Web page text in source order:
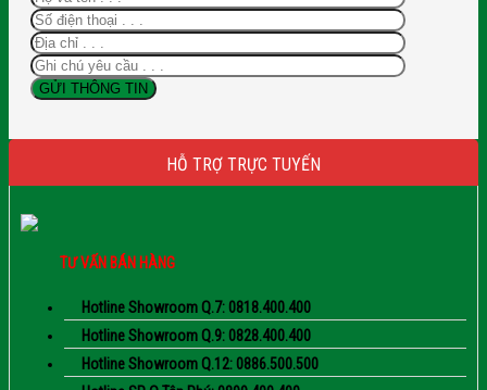
HỖ TRỢ TRỰC TUYẾN
TƯ VẤN BÁN HÀNG
Hotline Showroom Q.7: 0818.400.400
Hotline Showroom Q.9: 0828.400.400
Hotline Showroom Q.12: 0886.500.500